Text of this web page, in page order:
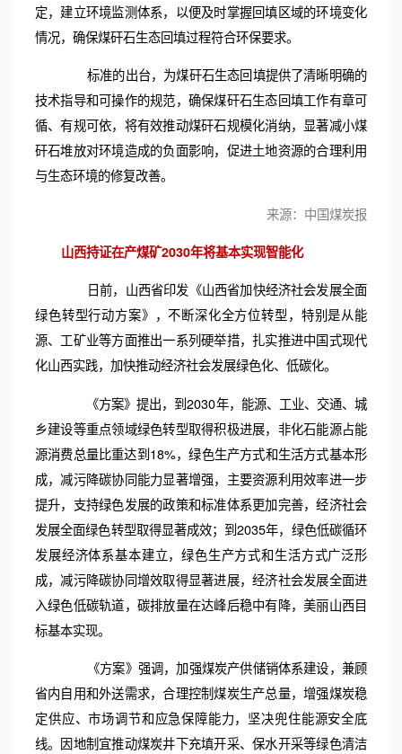
定，建立环境监测体系，以便及时掌握回填区域的环境变化
情况，确保煤矸石生态回填过程符合环保要求。
标准的出台，为煤矸石生态回填提供了清晰明确的
技术指导和可操作的规范，确保煤矸石生态回填工作有章可
循、有规可依，将有效推动煤矸石规模化消纳，显著减小煤
矸石堆放对环境造成的负面影响，促进土地资源的合理利用
与生态环境的修复改善。
来源：中国煤炭报
山西持证在产煤矿2030年将基本实现智能化
日前，山西省印发《山西省加快经济社会发展全面
绿色转型行动方案》，不断深化全方位转型，特别是从能
源、工矿业等方面推出一系列硬举措，扎实推进中国式现代
化山西实践，加快推动经济社会发展绿色化、低碳化。
《方案》提出，到2030年，能源、工业、交通、城
乡建设等重点领域绿色转型取得积极进展，非化石能源占能
源消费总量比重达到18%，绿色生产方式和生活方式基本形
成，减污降碳协同能力显著增强，主要资源利用效率进一步
提升，支持绿色发展的政策和标准体系更加完善，经济社会
发展全面绿色转型取得显著成效；到2035年，绿色低碳循环
发展经济体系基本建立，绿色生产方式和生活方式广泛形
成，减污降碳协同增效取得显著进展，经济社会发展全面进
入绿色低碳轨道，碳排放量在达峰后稳中有降，美丽山西目
标基本实现。
《方案》强调，加强煤炭产供储销体系建设，兼顾
省内自用和外送需求，合理控制煤炭生产总量，增强煤炭稳
定供应、市场调节和应急保障能力，坚决兜住能源安全底
线。因地制宜推动煤炭井下充填开采、保水开采等绿色清洁